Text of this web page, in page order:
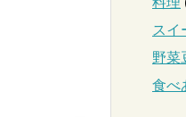
スイ
野菜
食べ